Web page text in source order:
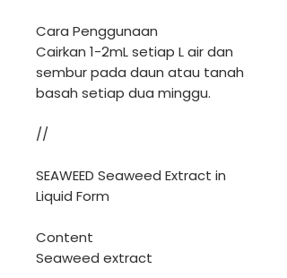
Cara Penggunaan
Cairkan 1-2mL setiap L air dan
sembur pada daun atau tanah
basah setiap dua minggu.
//
SEAWEED Seaweed Extract in
Liquid Form
Content
Seaweed extract